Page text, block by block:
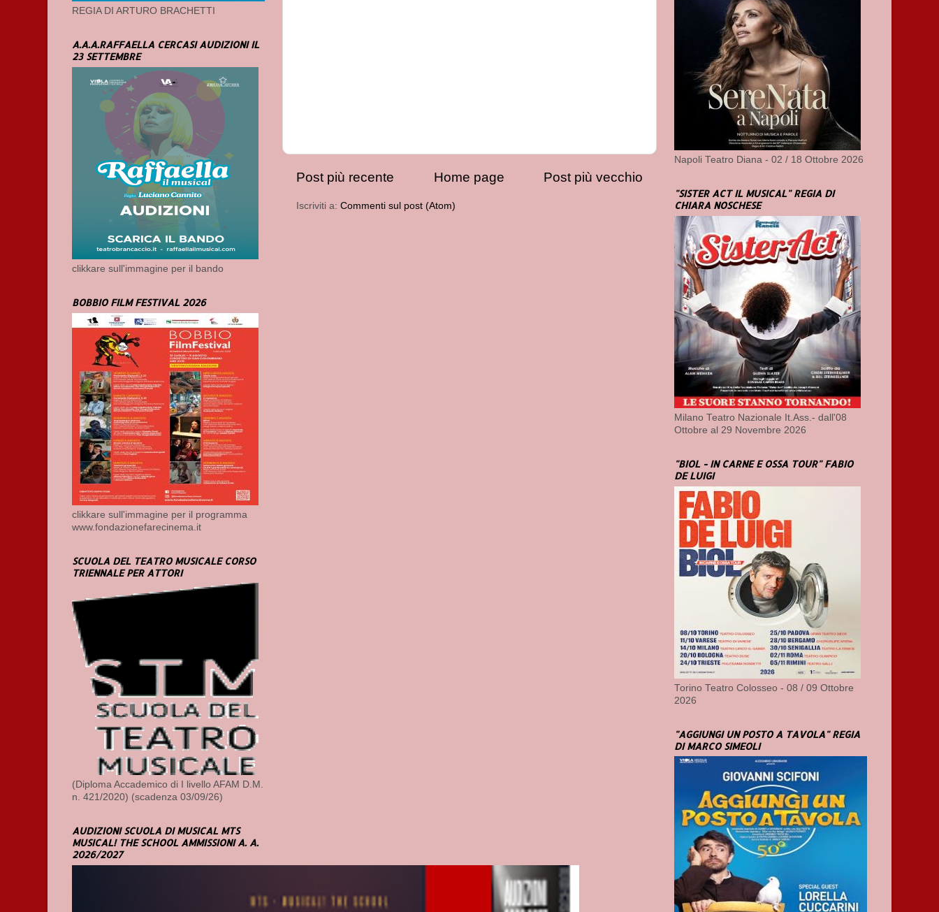
Post più recente Post più vecchio
Home page
Iscriviti a: Commenti sul post (Atom)
REGIA DI ARTURO BRACHETTI
A.A.A.RAFFAELLA CERCASI AUDIZIONI IL
23 SETTEMBRE
clikkare sull'immagine per il bando
BOBBIO FILM FESTIVAL 2026
clikkare sull'immagine per il programma
www.fondazionefarecinema.it
SCUOLA DEL TEATRO MUSICALE CORSO
TRIENNALE PER ATTORI
(Diploma Accademico di I livello AFAM D.M.
n. 421/2020) (scadenza 03/09/26)
AUDIZIONI SCUOLA DI MUSICAL MTS
MUSICAL! THE SCHOOL AMMISSIONI A. A.
2026/2027
Napoli Teatro Diana - 02 / 18 Ottobre 2026
"SISTER ACT IL MUSICAL" REGIA DI
CHIARA NOSCHESE
Milano Teatro Nazionale It.Ass.- dall'08
Ottobre al 29 Novembre 2026
"BIOL - IN CARNE E OSSA TOUR" FABIO
DE LUIGI
Torino Teatro Colosseo - 08 / 09 Ottobre
2026
"AGGIUNGI UN POSTO A TAVOLA" REGIA
DI MARCO SIMEOLI